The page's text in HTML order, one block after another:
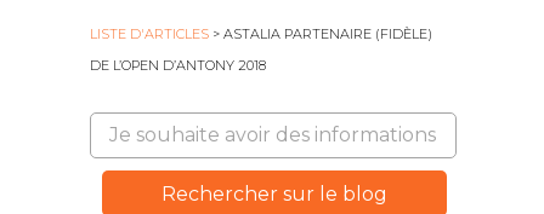
LISTE D'ARTICLES > ASTALIA PARTENAIRE (FIDÈLE)
DE L’OPEN D’ANTONY 2018